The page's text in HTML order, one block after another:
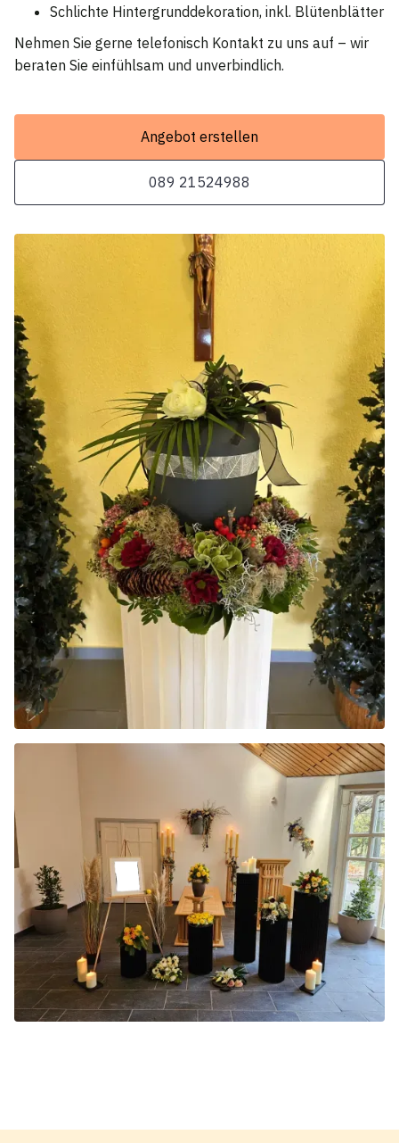
Schlichte Hintergrunddekoration, inkl. Blütenblätter
Nehmen Sie gerne telefonisch Kontakt zu uns auf – wir
beraten Sie einfühlsam und unverbindlich.
Angebot erstellen
089 21524988